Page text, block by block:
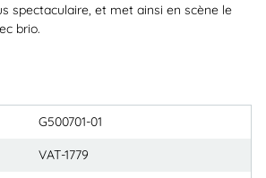
spectaculaire, et met ainsi en scène le
brio.
G500701-01
VAT-1779